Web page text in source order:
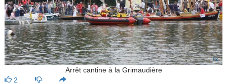
Arrêt cantine à la Grimaudière
2